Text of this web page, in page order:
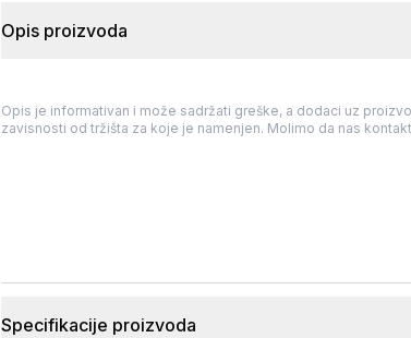
Opis proizvoda
Opis je informativan i može sadržati greške, a dodaci uz
zavisnosti od tržišta za koje je namenjen. Molimo da nas
Specifikacije proizvoda